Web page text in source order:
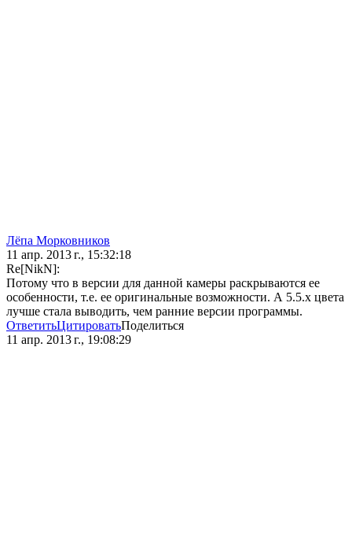
Лёпа Морковников
11 апр. 2013 г., 15:32:18
Re[NikN]:
Потому что в версии для данной камеры раскрываются ее
особенности, т.е. ее оригинальные возможности. А 5.5.х цвета
лучше стала выводить, чем ранние версии программы.
ОтветитьЦитироватьПоделиться
11 апр. 2013 г., 19:08:29